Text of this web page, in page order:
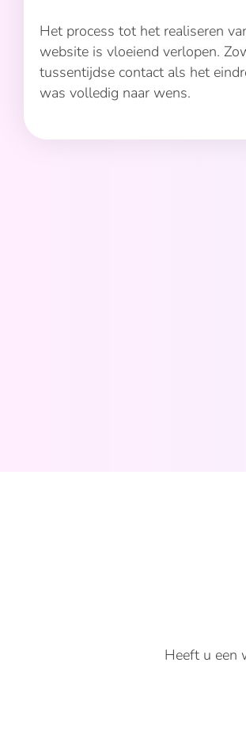
Het process tot het realiseren
website is vloeiend verlopen.
tussentijdse contact als het
was volledig naar wens.
Heeft u een